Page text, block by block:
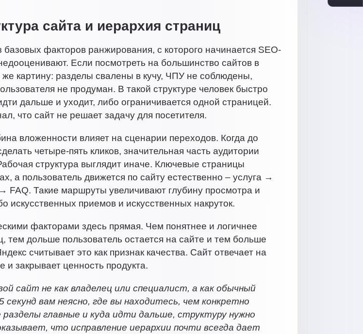
сайта и иерархия страниц
базовых факторов ранжирования, с которого начинается SEO-
Если посмотреть на большинство сайтов в
же картину: разделы свалены в кучу, ЧПУ не соблюдены,
не продуман. В такой структуре человек быстро
дальше и уходит, либо ограничивается одной страницей.
что сайт не решает задачу для посетителя.
вложенности влияет на сценарии переходов. Когда до
четыре-пять кликов, значительная часть аудитории
структура выглядит иначе. Ключевые страницы
а пользователь движется по сайту естественно – услуга →
FAQ. Такие маршруты увеличивают глубину просмотра и
искусственных приемов и искусственных накруток.
факторами здесь прямая. Чем понятнее и логичнее
тем дольше пользователь остается на сайте и тем больше
считывает это как признак качества. Сайт отвечает на
и закрывает ценность продукта.
сайт не как владелец или специалист, а как обычный
секунд вам неясно, где вы находитесь, чем конкретно
разделы главные и куда идти дальше, структуру нужно
что исправление иерархии почти всегда дает